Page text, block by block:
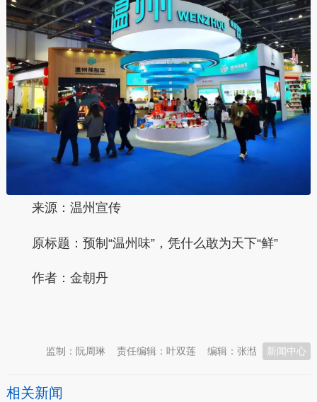
来源：温州宣传
原标题： 预制“温州味”，凭什么敢为天下“鲜”
作者：金朝丹
新闻中心
编辑：张湉
责任编辑：叶双莲
监制：阮周琳
相关新闻